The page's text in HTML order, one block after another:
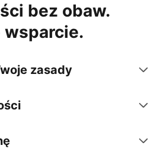
bez obaw.
wsparcie.
zasady